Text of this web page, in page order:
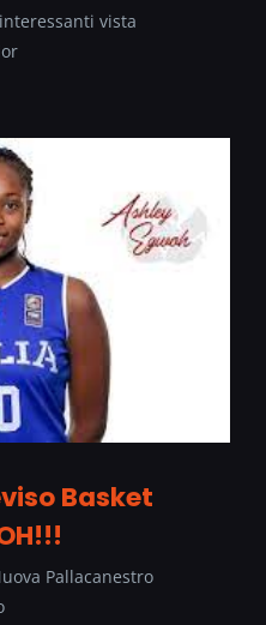
vista
Basket
Pallacanestro